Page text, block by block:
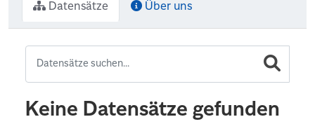
Datensätze Über uns
Keine Datensätze gefunden